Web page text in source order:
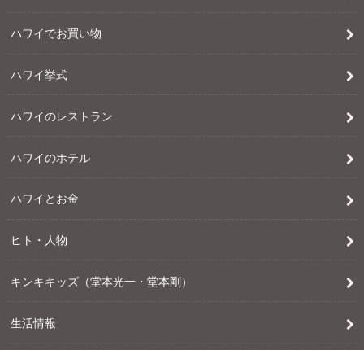
ハワイでお買い物
ハワイ挙式
ハワイのレストラン
ハワイのホテル
ハワイとお金
ヒト・人物
キンキキッズ（堂本光一・堂本剛）
生活情報